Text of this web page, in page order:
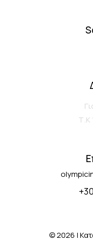
Τ.Κ
© 2026 |